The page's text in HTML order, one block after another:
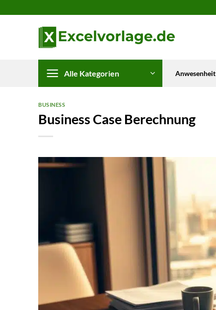
Inhalt
Alle Kategorien Anwesenheit
BUSINESS
Business Case Berechnung